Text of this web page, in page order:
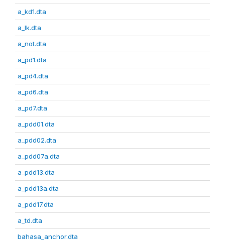
a_kd1.dta
a_lk.dta
a_not.dta
a_pd1.dta
a_pd4.dta
a_pd6.dta
a_pd7.dta
a_pdd01.dta
a_pdd02.dta
a_pdd07a.dta
a_pdd13.dta
a_pdd13a.dta
a_pdd17.dta
a_td.dta
bahasa_anchor.dta